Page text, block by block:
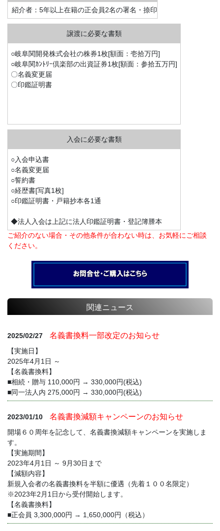
紹介者：5年以上在籍の正会員2名の署名・捺印
○岐阜関開発株式会社の株券1枚[額面：壱拾万円]
○岐阜関ｶﾝﾄﾘｰ倶楽部の出資証券1枚[額面：参拾五万円]
〇名義変更届
〇印鑑証明書
○入会申込書
○名義変更届
○誓約書
○経歴書[写真1枚]
○印鑑証明書・戸籍抄本各1通
◆法人入会は上記に法人印鑑証明書・登記簿謄本
ご紹介のない場合・その他条件が合わない時は、お気軽にご相談
ください。
関連ニュース
2025/02/27 名義書換料一部改定のお知らせ
【実施日】
2025年4月1日 ～
【名義書換料】
■相続・贈与 110,000円 → 330,000円(税込)
■同一法人内 275,000円 → 330,000円(税込)
2023/01/10 名義書換減額キャンペーンのお知らせ
開場６０周年を記念して、名義書換減額キャンペーンを実施しま
す。
【実施期間】
2023年4月1日 ～ 9月30日まで
【減額内容】
新規入会者の名義書換料を半額に優遇（先着１００名限定）
※2023年2月1日から受付開始します。
【名義書換料】
■正会員 3,300,000円 → 1,650,000円（税込）